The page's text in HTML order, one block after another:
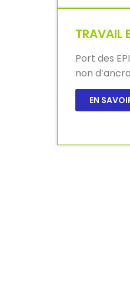
TRAVAIL
Port des
non
EN